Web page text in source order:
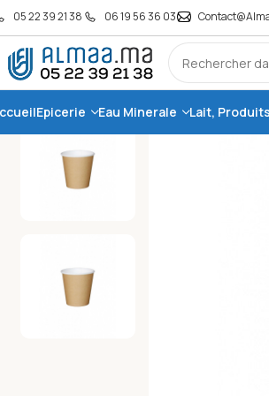
05 22 39 21 38 06 19 56 36 03
Epicerie Eau Minerale Lait,